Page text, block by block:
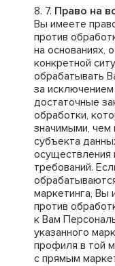
Право на
Вы имеете
против
на основаниях,
конкретной
обрабатывать
за
достаточные
обработки,
значимыми, чем
субъекта
осуществления
требований.
маркетинга, Вы
против
к Вам
указанного
профиля в той
с прямым